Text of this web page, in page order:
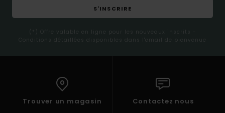
S'INSCRIRE
(*) Offre valable en ligne pour les nouveaux inscrits -
Conditions détaillées disponibles dans l'email de bienvenue
Trouver un magasin Contactez nous